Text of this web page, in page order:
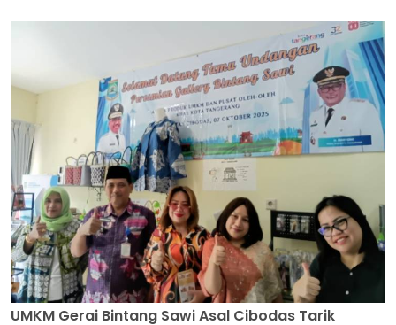
UMKM Gerai Bintang Sawi Asal Cibodas Tarik